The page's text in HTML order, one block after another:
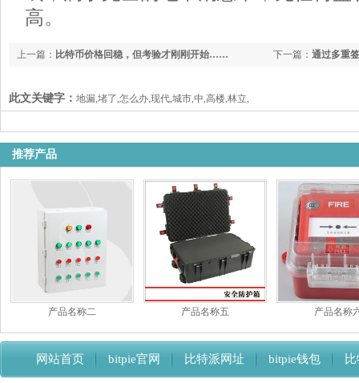
高。
下一篇： 通过多重
上一篇： 比特币价格回稳，但考验才刚刚开始……
此文关键字： 地漏,堵了,怎么办,现代,城市,中,高楼,林立,
推荐产品
产品名称二 产品名称五 产品名称
网站首页 bitpie官网 比特派网址 bitpie钱包